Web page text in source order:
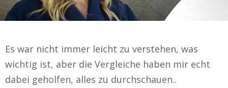
Es war nicht immer leicht zu verstehen, was
wichtig ist, aber die Vergleiche haben mir echt
dabei geholfen, alles zu durchschauen..